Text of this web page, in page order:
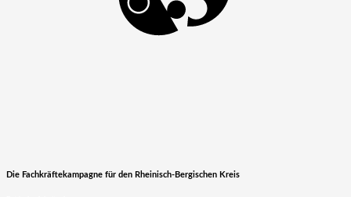
Die Fachkräftekampagne für den Rheinisch-Bergischen Kreis